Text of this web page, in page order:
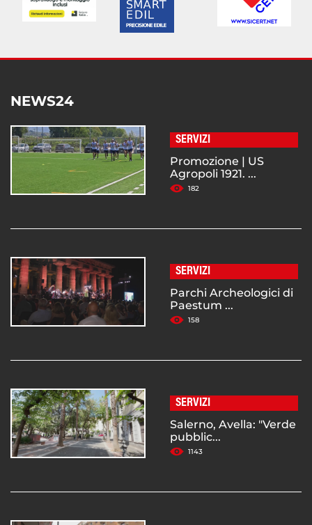
NEWS24
SERVIZI
Promozione | US
Agropoli 1921. ...
182
SERVIZI
Parchi Archeologici di
Paestum ...
158
SERVIZI
Salerno, Avella: "Verde
pubblic...
1143